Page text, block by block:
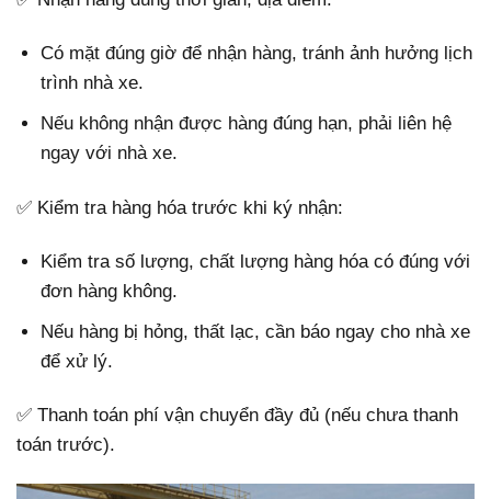
Có mặt đúng giờ để nhận hàng, tránh ảnh hưởng lịch
trình nhà xe.
Nếu không nhận được hàng đúng hạn, phải liên hệ
ngay với nhà xe.
✅ Kiểm tra hàng hóa trước khi ký nhận:
Kiểm tra số lượng, chất lượng hàng hóa có đúng với
đơn hàng không.
Nếu hàng bị hỏng, thất lạc, cần báo ngay cho nhà xe
để xử lý.
✅ Thanh toán phí vận chuyển đầy đủ (nếu chưa thanh
toán trước).